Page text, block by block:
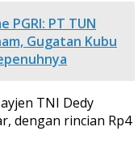
PGRI: PT TUN
Gugatan Kubu
TNI Dedy
dengan rincian Rp4